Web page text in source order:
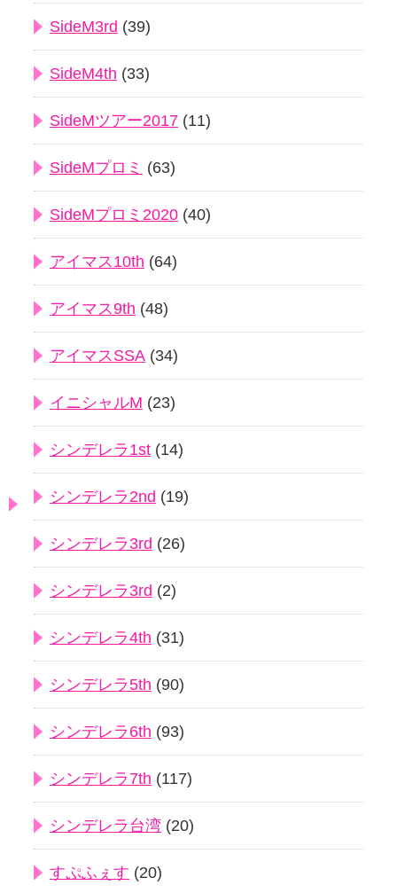
SideM3rd (39)
SideM4th (33)
SideMツアー2017 (11)
SideMプロミ (63)
SideMプロミ2020 (40)
アイマス10th (64)
アイマス9th (48)
アイマスSSA (34)
イニシャルM (23)
シンデレラ1st (14)
シンデレラ2nd (19)
シンデレラ3rd (26)
シンデレラ3rd (2)
シンデレラ4th (31)
シンデレラ5th (90)
シンデレラ6th (93)
シンデレラ7th (117)
シンデレラ台湾 (20)
すぷふぇす (20)